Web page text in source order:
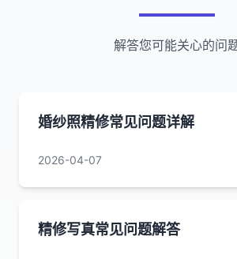
解答您可能关心的问
婚纱照精修常见问题详解
2026-04-07
精修写真常见问题解答